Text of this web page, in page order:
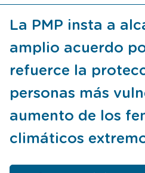
nueva
La PMP insta a
amplio acuerdo
refuerce la
personas más
aumento de los
climáticos